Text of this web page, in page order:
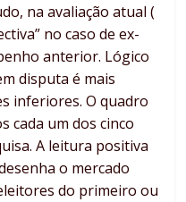
na avaliação atual (
no caso de ex-
anterior. Lógico
disputa é mais
inferiores. O quadro
cada um dos cinco
A leitura positiva
o mercado
do primeiro ou